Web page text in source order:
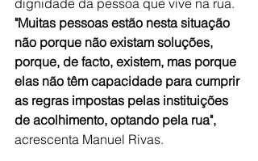
"Muitas pessoas estão nesta situação
não porque não existam soluções,
porque, de facto, existem, mas porque
elas não têm capacidade para cumprir
as regras impostas pelas instituições
de acolhimento, optando pela rua",
acrescenta Manuel Rivas.